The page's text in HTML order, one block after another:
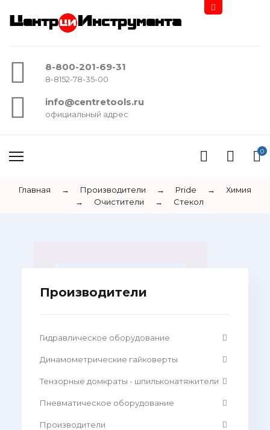
Центр Инструмента
8-800-201-69-31
8-8152-78-35-00
info@centretools.ru
официальный адрес
0
Главная → Производители → Pride →
Химия
→
Очистители → Стекол
Производители
Гидравлическое оборудование
Динамометрические гайковерты
Тензорные домкраты - шпильконатяжители
Пневматическое оборудование
Производители